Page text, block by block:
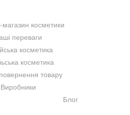
магазин косметики
переваги
косметика
косметика
товару
Виробники
Блог